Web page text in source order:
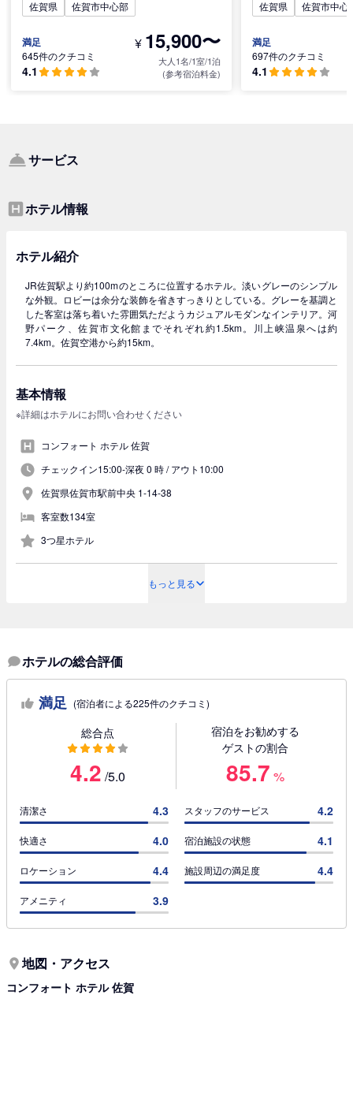
佐賀県 佐賀市中心部
満足
645件のクチコミ
4.1
¥ 15,900〜
大人1名/1室/1泊
(参考宿泊料金)
佐賀県 佐賀市中心
満足
697件のクチコミ
4.1
サービス
ホテル情報
ホテル紹介
JR佐賀駅より約100mのところに位置するホテル。淡いグレーのシンプル
な外観。ロビーは余分な装飾を省きすっきりとしている。グレーを基調と
した客室は落ち着いた雰囲気ただようカジュアルモダンなインテリア。河
野パーク、佐賀市文化館までそれぞれ約1.5km。川上峡温泉へは約
7.4km。佐賀空港から約15km。
基本情報
※詳細はホテルにお問い合わせください
コンフォート ホテル 佐賀
チェックイン15:00-深夜 0 時 /アウト10:00
佐賀県佐賀市駅前中央 1-14-38
客室数134室
3つ星ホテル
もっと見る
ホテルの総合評価
満足 (宿泊者による225件のクチコミ)
総合点
4.2 /5.0
宿泊をお勧めする
ゲストの割合
85.7 %
清潔さ 4.3 スタッフのサービス 4.2
快適さ 4.0 宿泊施設の状態 4.1
ロケーション 4.4 施設周辺の満足度 4.4
アメニティ 3.9
地図・アクセス
コンフォート ホテル 佐賀